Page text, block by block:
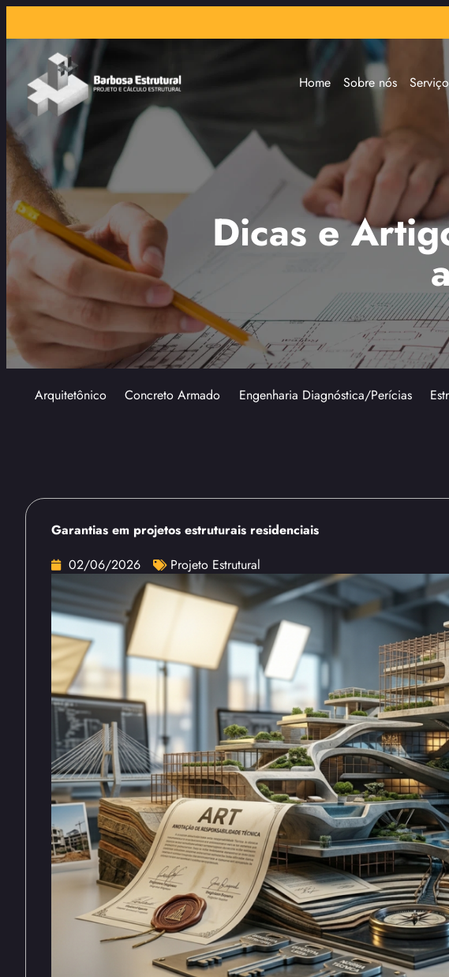
Home Sobre nós
Dicas e
Arquitetônico Concreto Armado Engenharia Diagnóstica/Perícias
Garantias em projetos estruturais residenciais
02/06/2026
Projeto Estrutural